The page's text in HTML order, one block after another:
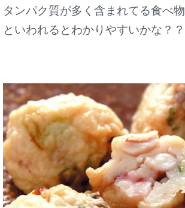
タンパク質が多く含まれてる食べ物
といわれるとわかりやすいかな？？